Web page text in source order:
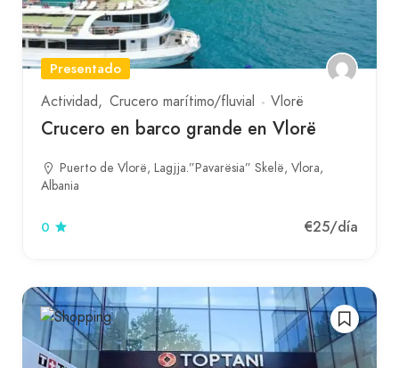
Presentado
Actividad
Crucero marítimo/fluvial Vlorë
Crucero en barco grande en Vlorë
Puerto de Vlorë, Lagjja.”Pavarësia” Skelë, Vlora,
Albania
0 €25/día